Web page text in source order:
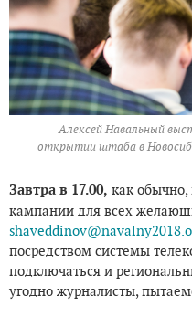
Алексей Навальный
открытии штаба в
Завтра в 17.00, как обычно,
кампании для всех
посредством системы
подключаться и
угодно журналисты,